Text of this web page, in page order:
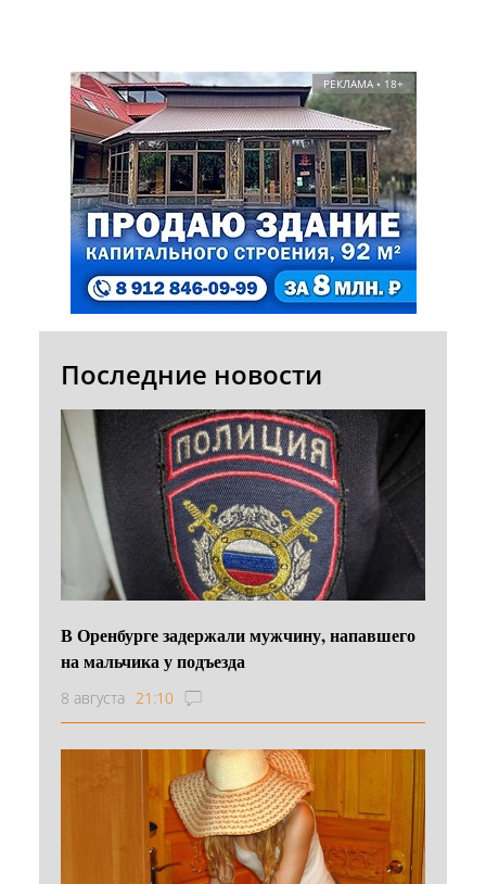
РЕКЛАМА • 18+
Последние новости
В Оренбурге задержали мужчину, напавшего
на мальчика у подъезда
8 августа 21:10